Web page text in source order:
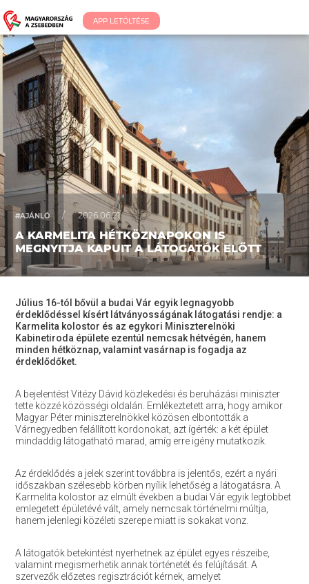
APP LETÖLTÉSE
#AJÁNLÓ / 2026.06.21.
A KARMELITA HÉTKÖZNAPOKON IS
MEGNYITJA KAPUIT A LÁTOGATÓK ELŐTT
Július 16-tól bővül a budai Vár egyik legnagyobb
érdeklődéssel kísért látványosságának látogatási rendje: a
Karmelita kolostor és az egykori Miniszterelnöki
Kabinetiroda épülete ezentúl nemcsak hétvégén, hanem
minden hétköznap, valamint vasárnap is fogadja az
érdeklődőket.
A bejelentést Vitézy Dávid közlekedési és beruházási miniszter
tette közzé közösségi oldalán. Emlékeztetett arra, hogy amikor
Magyar Péter miniszterelnökkel közösen elbontották a
Várnegyedben felállított kordonokat, azt ígérték: a két épület
mindaddig látogatható marad, amíg erre igény mutatkozik.
Az érdeklődés a jelek szerint továbbra is jelentős, ezért a nyári
időszakban szélesebb körben nyílik lehetőség a látogatásra. A
Karmelita kolostor az elmúlt években a budai Vár egyik legtöbbet
emlegetett épületévé vált, amely nemcsak történelmi múltja,
hanem jelenlegi közéleti szerepe miatt is sokakat vonz.
A látogatók betekintést nyerhetnek az épület egyes részeibe,
valamint megismerhetik annak történetét és felújítását. A
szervezők előzetes regisztrációt kérnek, amelyet